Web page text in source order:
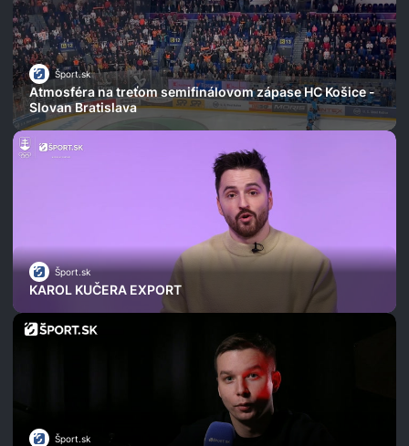
Šport.sk
Atmosféra na treťom semifinálovom zápase HC Košice -
Slovan Bratislava
Šport.sk
KAROL KUČERA EXPORT
Šport.sk